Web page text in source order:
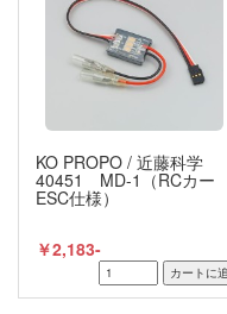
KO PROPO / 近藤科学
40451 MD-1（RCカー
ESC仕様）
￥2,183-